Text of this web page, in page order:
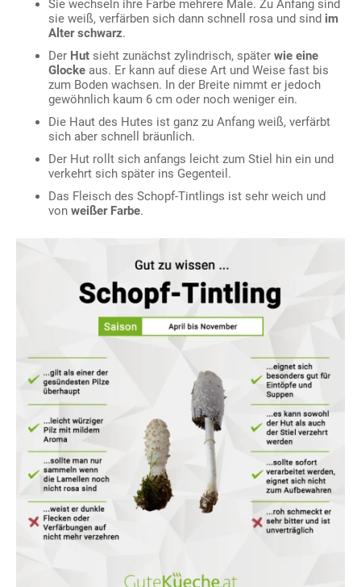
Sie wechseln ihre Farbe mehrere Male. Zu Anfang sind
sie weiß, verfärben sich dann schnell rosa und sind im
Alter schwarz.
Der Hut sieht zunächst zylindrisch, später wie eine
Glocke aus. Er kann auf diese Art und Weise fast bis
zum Boden wachsen. In der Breite nimmt er jedoch
gewöhnlich kaum 6 cm oder noch weniger ein.
Die Haut des Hutes ist ganz zu Anfang weiß, verfärbt
sich aber schnell bräunlich.
Der Hut rollt sich anfangs leicht zum Stiel hin ein und
verkehrt sich später ins Gegenteil.
Das Fleisch des Schopf-Tintlings ist sehr weich und
von weißer Farbe.